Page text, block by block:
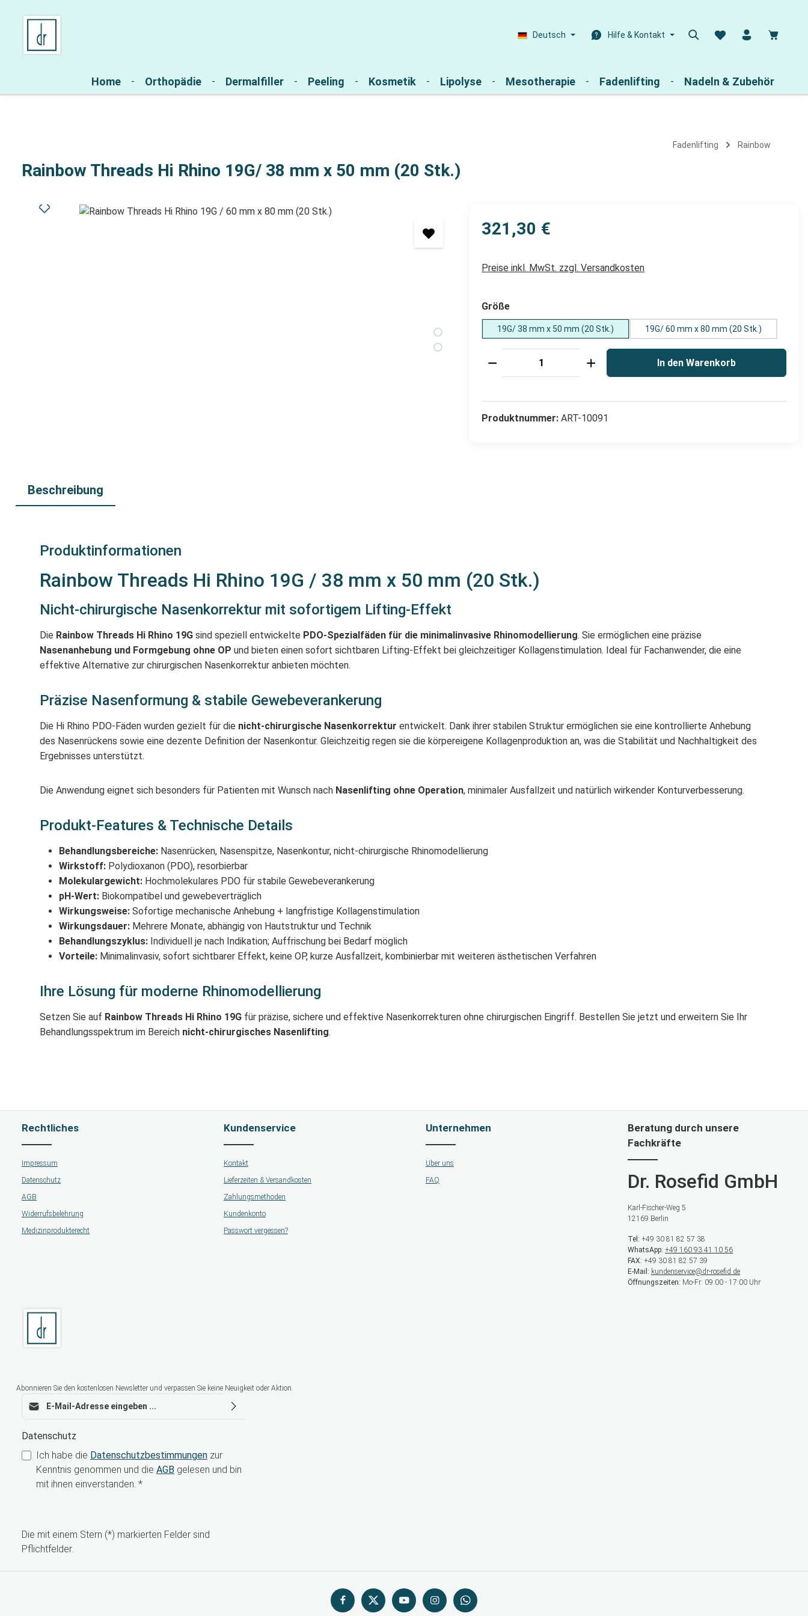
Hauptnavigation springen
Deutsch Hilfe & Kontakt
Home Orthopädie Dermalfiller Peeling Kosmetik Lipolyse Mesotherapie Fadenlifting Nadeln & Zubehör
Fadenlifting Rainbow
Rainbow Threads Hi Rhino 19G/ 38 mm x 50 mm (20 Stk.)
Bildergalerie überspringen
321,30 €
Preise inkl. MwSt. zzgl. Versandkosten
Größeauswählen
19G/ 38 mm x 50 mm (20 Stk.) 19G/ 60 mm x 80 mm (20 Stk.)
Produkt Anzahl: Gib den gewünschten Wert ein
In den Warenkorb
Produktnummer:ART-10091
Beschreibung
Produktinformationen
Rainbow Threads Hi Rhino 19G / 38 mm x 50 mm (20 Stk.)
Nicht-chirurgische Nasenkorrektur mit sofortigem Lifting-Effekt
Die Rainbow Threads Hi Rhino 19G sind speziell entwickelte PDO-Spezialfäden für die minimalinvasive Rhinomodellierung. Sie ermöglichen eine präzise
Nasenanhebung und Formgebung ohne OP und bieten einen sofort sichtbaren Lifting-Effekt bei gleichzeitiger Kollagenstimulation. Ideal für Fachanwender, die eine
effektive Alternative zur chirurgischen Nasenkorrektur anbieten möchten.
Präzise Nasenformung & stabile Gewebeverankerung
Die Hi Rhino PDO-Fäden wurden gezielt für die nicht-chirurgische Nasenkorrektur entwickelt. Dank ihrer stabilen Struktur ermöglichen sie eine kontrollierte Anhebung
des Nasenrückens sowie eine dezente Definition der Nasenkontur. Gleichzeitig regen sie die körpereigene Kollagenproduktion an, was die Stabilität und Nachhaltigkeit des
Ergebnisses unterstützt.
Die Anwendung eignet sich besonders für Patienten mit Wunsch nach Nasenlifting ohne Operation, minimaler Ausfallzeit und natürlich wirkender Konturverbesserung.
Produkt-Features & Technische Details
Behandlungsbereiche: Nasenrücken, Nasenspitze, Nasenkontur, nicht-chirurgische Rhinomodellierung
Wirkstoff: Polydioxanon (PDO), resorbierbar
Molekulargewicht: Hochmolekulares PDO für stabile Gewebeverankerung
pH-Wert: Biokompatibel und gewebeverträglich
Wirkungsweise: Sofortige mechanische Anhebung + langfristige Kollagenstimulation
Wirkungsdauer: Mehrere Monate, abhängig von Hautstruktur und Technik
Behandlungszyklus: Individuell je nach Indikation; Auffrischung bei Bedarf möglich
Vorteile: Minimalinvasiv, sofort sichtbarer Effekt, keine OP, kurze Ausfallzeit, kombinierbar mit weiteren ästhetischen Verfahren
Ihre Lösung für moderne Rhinomodellierung
Setzen Sie auf Rainbow Threads Hi Rhino 19G für präzise, sichere und effektive Nasenkorrekturen ohne chirurgischen Eingriff. Bestellen Sie jetzt und erweitern Sie Ihr
Behandlungsspektrum im Bereich nicht-chirurgisches Nasenlifting.
Rechtliches
Impressum
Datenschutz
AGB
Widerrufsbelehrung
Medizinprodukterecht
Kundenservice
Kontakt
Lieferzeiten & Versandkosten
Zahlungsmethoden
Kundenkonto
Passwort vergessen?
Unternehmen
Über uns
FAQ
Beratung durch unsere
Fachkräfte
Dr. Rosefid GmbH
Karl-Fischer-Weg 5
12169 Berlin
Tel: +49 30 81 82 57 38
WhatsApp: +49 160 93 41 10 56
FAX: +49 30 81 82 57 39
E-Mail: kundenservice@dr-rosefid.de
Öffnungszeiten: Mo-Fr: 09:00 - 17:00 Uhr
Abonnieren Sie den kostenlosen Newsletter und verpassen Sie keine Neuigkeit oder Aktion.
Datenschutz
Ich habe die Datenschutzbestimmungen zur
Kenntnis genommen und die AGB gelesen und bin
mit ihnen einverstanden. *
Die mit einem Stern (*) markierten Felder sind
Pflichtfelder.